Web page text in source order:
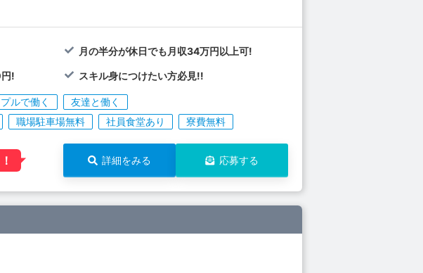
月の半分が休日でも月収34万円以上可!
! スキル身につけたい方必見!!
ルで働く
友達と働く
職場駐車場無料 社員食堂あり 寮費無料
詳細をみる 応募する